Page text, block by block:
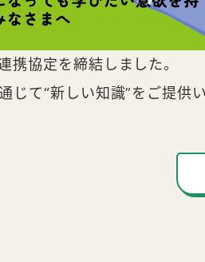
携協定を締結しました。
て“新しい知識”をご提供